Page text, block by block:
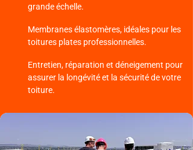
grande échelle.
Membranes élastomères, idéales pour les
toitures plates professionnelles.
Entretien, réparation et déneigement pour
assurer la longévité et la sécurité de votre
toiture.